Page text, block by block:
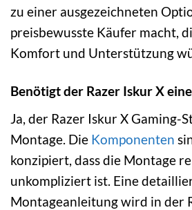
zu einer ausgezeichneten
preisbewusste Käufer macht,
Komfort und Unterstützung
Benötigt der Razer Iskur X
Ja, der Razer Iskur X Gaming-
Montage. Die Komponenten
konzipiert, dass die Montage
unkompliziert ist. Eine
Montageanleitung wird in der